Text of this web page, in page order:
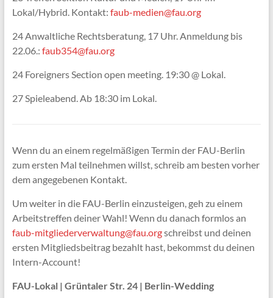
Lokal/Hybrid. Kontakt: faub-medien@fau.org
24 Anwaltliche Rechtsberatung, 17 Uhr. Anmeldung bis
22.06.: faub354@fau.org
24 Foreigners Section open meeting. 19:30 @ Lokal.
27 Spieleabend. Ab 18:30 im Lokal.
Wenn du an einem regelmäßigen Termin der FAU-Berlin
zum ersten Mal teilnehmen willst, schreib am besten vorher
dem angegebenen Kontakt.
Um weiter in die FAU-Berlin einzusteigen, geh zu einem
Arbeitstreffen deiner Wahl! Wenn du danach formlos an
faub-mitgliederverwaltung@fau.orgschreibst und deinen
ersten Mitgliedsbeitrag bezahlt hast, bekommst du deinen
Intern-Account!
FAU-Lokal | Grüntaler Str. 24 | Berlin-Wedding